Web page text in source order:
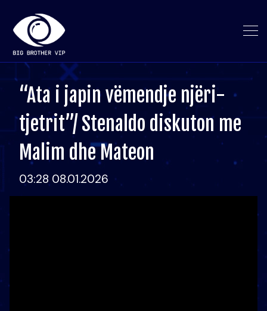
“Ata i japin vëmendje njëri-
tjetrit”/ Stenaldo diskuton me
Malim dhe Mateon
03:28 08.01.2026